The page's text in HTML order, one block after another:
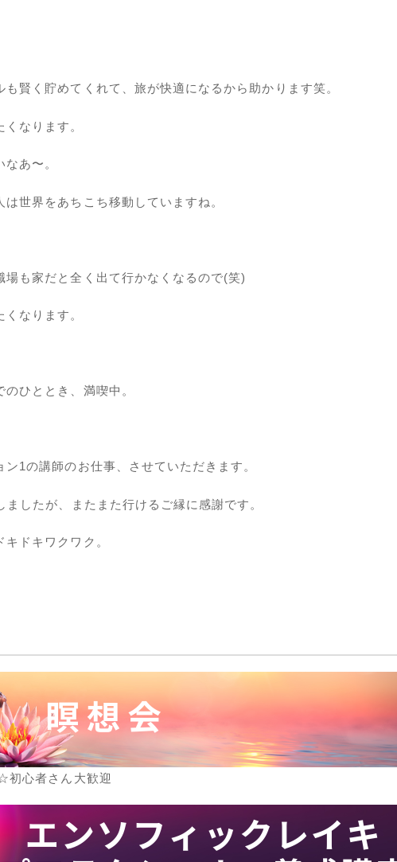
賢く貯めてくれて、旅が快適になるから助かります笑。
なります。
あ〜。
世界をあちこち移動していますね。
場も家だと全く出て行かなくなるので(笑)
なります。
ひととき、満喫中。
1の講師のお仕事、させていただきます。
したが、またまた行けるご縁に感謝です。
ドキワクワク。
心者さん大歓迎